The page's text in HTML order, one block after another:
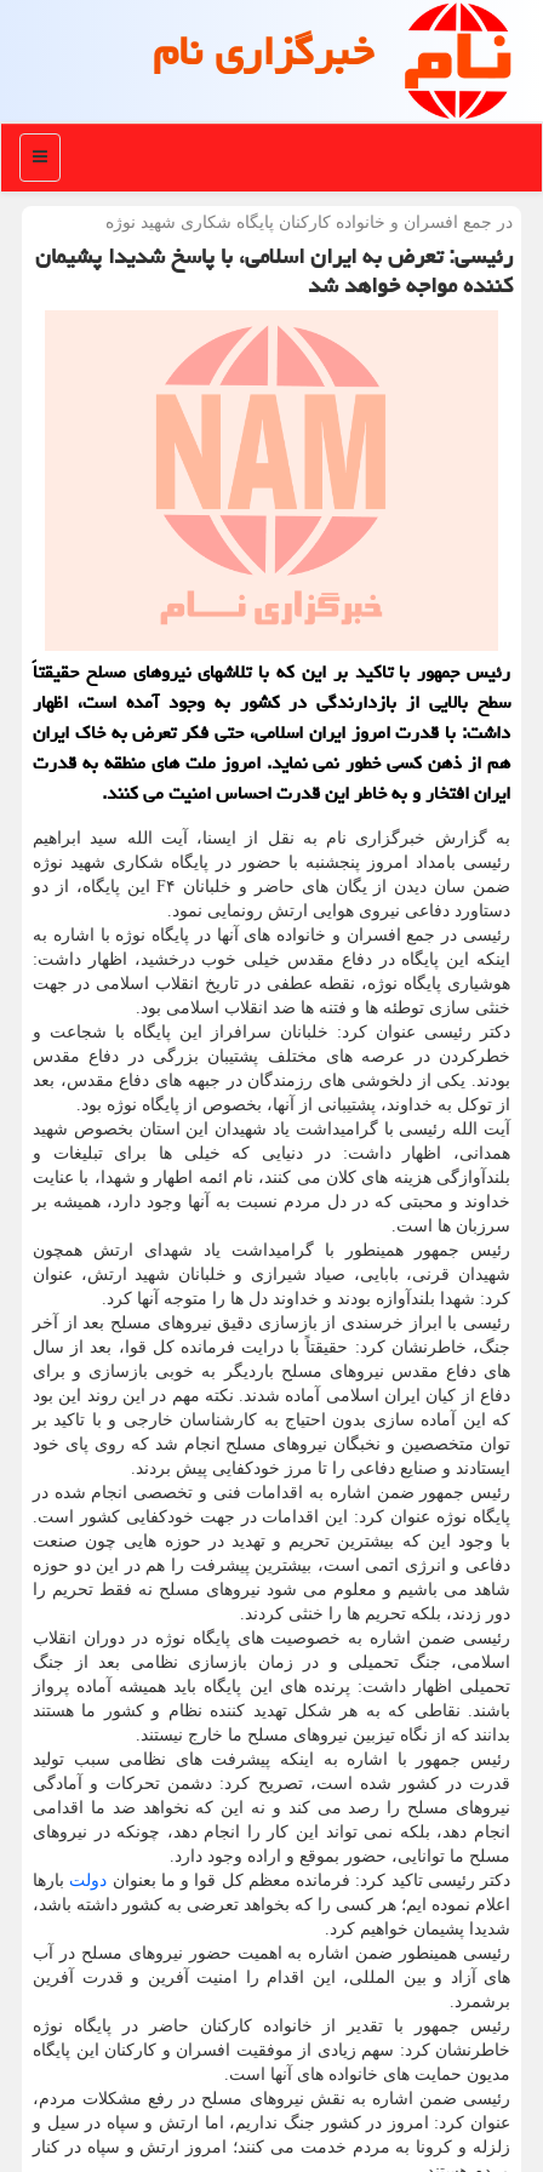
خبرگزاری نام
منو
در جمع افسران و خانواده كاركنان پایگاه شكاری شهید نوژه
رئیسی: تعرض به ایران اسلامی، با پاسخ شدیدا پشیمان
کننده مواجه خواهد شد
رئیس جمهور با تاکید بر این که با تلاشهای نیروهای مسلح حقیقتاً
سطح بالایی از بازدارندگی در کشور به وجود آمده است، اظهار
داشت: با قدرت امروز ایران اسلامی، حتی فکر تعرض به خاک ایران
هم از ذهن کسی خطور نمی نماید. امروز ملت های منطقه به قدرت
ایران افتخار و به خاطر این قدرت احساس امنیت می کنند.
به گزارش خبرگزاری نام به نقل از ایسنا، آیت الله سید ابراهیم
رئیسی بامداد امروز پنجشنبه با حضور در پایگاه شکاری شهید نوژه
ضمن سان دیدن از یگان های حاضر و خلبانان F۴ این پایگاه، از دو
دستاورد دفاعی نیروی هوایی ارتش رونمایی نمود.
رئیسی در جمع افسران و خانواده های آنها در پایگاه نوژه با اشاره به
اینکه این پایگاه در دفاع مقدس خیلی خوب درخشید، اظهار داشت:
هوشیاری پایگاه نوژه، نقطه عطفی در تاریخ انقلاب اسلامی در جهت
خنثی سازی توطئه ها و فتنه ها ضد انقلاب اسلامی بود.
دکتر رئیسی عنوان کرد: خلبانان سرافراز این پایگاه با شجاعت و
خطرکردن در عرصه های مختلف پشتیبان بزرگی در دفاع مقدس
بودند. یکی از دلخوشی های رزمندگان در جبهه های دفاع مقدس، بعد
از توکل به خداوند، پشتیبانی از آنها، بخصوص از پایگاه نوژه بود.
آیت الله رئیسی با گرامیداشت یاد شهیدان این استان بخصوص شهید
همدانی، اظهار داشت: در دنیایی که خیلی ها برای تبلیغات و
بلندآوازگی هزینه های کلان می کنند، نام ائمه اطهار و شهدا، با عنایت
خداوند و محبتی که در دل مردم نسبت به آنها وجود دارد، همیشه بر
سرزبان ها است.
رئیس جمهور همینطور با گرامیداشت یاد شهدای ارتش همچون
شهیدان قرنی، بابایی، صیاد شیرازی و خلبانان شهید ارتش، عنوان
کرد: شهدا بلندآوازه بودند و خداوند دل ها را متوجه آنها کرد.
رئیسی با ابراز خرسندی از بازسازی دقیق نیروهای مسلح بعد از آخر
جنگ، خاطرنشان کرد: حقیقتاً با درایت فرمانده کل قوا، بعد از سال
های دفاع مقدس نیروهای مسلح باردیگر به خوبی بازسازی و برای
دفاع از کیان ایران اسلامی آماده شدند. نکته مهم در این روند این بود
که این آماده سازی بدون احتیاج به کارشناسان خارجی و با تاکید بر
توان متخصصین و نخبگان نیروهای مسلح انجام شد که روی پای خود
ایستادند و صنایع دفاعی را تا مرز خودکفایی پیش بردند.
رئیس جمهور ضمن اشاره به اقدامات فنی و تخصصی انجام شده در
پایگاه نوژه عنوان کرد: این اقدامات در جهت خودکفایی کشور است.
با وجود این که بیشترین تحریم و تهدید در حوزه هایی چون صنعت
دفاعی و انرژی اتمی است، بیشترین پیشرفت را هم در این دو حوزه
شاهد می باشیم و معلوم می شود نیروهای مسلح نه فقط تحریم را
دور زدند، بلکه تحریم ها را خنثی کردند.
رئیسی ضمن اشاره به خصوصیت های پایگاه نوژه در دوران انقلاب
اسلامی، جنگ تحمیلی و در زمان بازسازی نظامی بعد از جنگ
تحمیلی اظهار داشت: پرنده های این پایگاه باید همیشه آماده پرواز
باشند. نقاطی که به هر شکل تهدید کننده نظام و کشور ما هستند
بدانند که از نگاه تیزبین نیروهای مسلح ما خارج نیستند.
رئیس جمهور با اشاره به اینکه پیشرفت های نظامی سبب تولید
قدرت در کشور شده است، تصریح کرد: دشمن تحرکات و آمادگی
نیروهای مسلح را رصد می کند و نه این که نخواهد ضد ما اقدامی
انجام دهد، بلکه نمی تواند این کار را انجام دهد، چونکه در نیروهای
مسلح ما توانایی، حضور بموقع و اراده وجود دارد.
دکتر رئیسی تاکید کرد: فرمانده معظم کل قوا و ما بعنوان دولت بارها
اعلام نموده ایم؛ هر کسی را که بخواهد تعرضی به کشور داشته باشد،
شدیدا پشیمان خواهیم کرد.
رئیسی همینطور ضمن اشاره به اهمیت حضور نیروهای مسلح در آب
های آزاد و بین المللی، این اقدام را امنیت آفرین و قدرت آفرین
برشمرد.
رئیس جمهور با تقدیر از خانواده کارکنان حاضر در پایگاه نوژه
خاطرنشان کرد: سهم زیادی از موفقیت افسران و کارکنان این پایگاه
مدیون حمایت های خانواده های آنها است.
رئیسی ضمن اشاره به نقش نیروهای مسلح در رفع مشکلات مردم،
عنوان کرد: امروز در کشور جنگ نداریم، اما ارتش و سپاه در سیل و
زلزله و کرونا به مردم خدمت می کنند؛ امروز ارتش و سپاه در کنار